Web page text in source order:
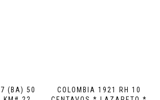
(BA) 50
COLOMBIA 1921 RH 10